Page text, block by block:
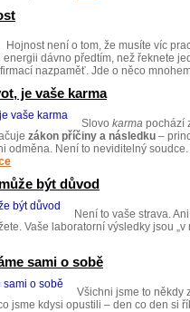
Hojnost není o tom, že musíte víc
dávno předtím, než řeknete
nazpaměť. Jde o něco
je vaše karma
Slovo karma pochází
zákon příčiny a následku –
odměna. Není to neviditelný soudce.
být důvod
Není to vaše strava.
Vaše laboratorní výsledky jsou „v
sami o sobě
Všichni jsme to někdy
jsme kdysi opustili – den co den si